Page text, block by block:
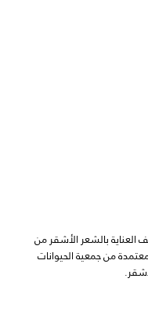
بالشعر الأشقر من
من جمعية الحيوانات